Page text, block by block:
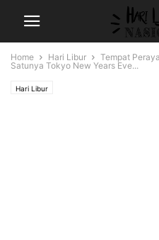
Home Hari Libur
Tempat
Satunya Tokyo New Years Eve...
Hari Libur